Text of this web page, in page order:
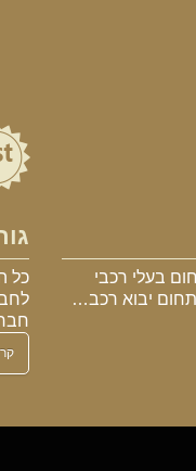
בעלי רכבי
יבוא רכב…
כל